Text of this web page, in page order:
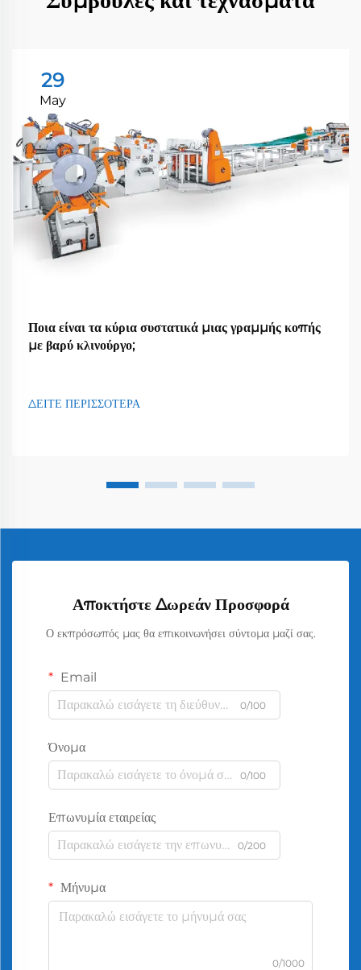
29
May
Ποια είναι τα κύρια συστατικά μιας γραμμής κοπής
με βαρύ κλινούργο;
ΔΕΙΤΕ ΠΕΡΙΣΣΟΤΕΡΑ
Αποκτήστε Δωρεάν Προσφορά
Ο εκπρόσωπός μας θα επικοινωνήσει σύντομα μαζί σας.
Email
0/100
Όνομα
0/100
Επωνυμία εταιρείας
0/200
Μήνυμα
0/1000